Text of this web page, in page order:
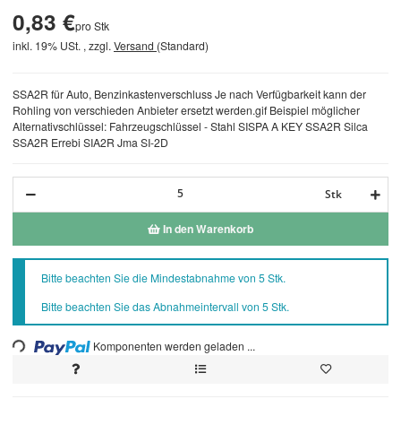
SSA2R für Auto, Benzinkastenverschluss Je nach Verfügbarkeit kann der
Rohling von verschieden Anbieter ersetzt werden.gif Beispiel möglicher
Alternativschlüssel: Fahrzeugschlüssel - Stahl SISPA A KEY SSA2R Silca
SSA2R Errebi SIA2R Jma SI-2D
0,83 €pro Stk
inkl. 19% USt. , zzgl. Versand (Standard)
Stk
In den Warenkorb
xBitte beachten Sie die Mindestabnahme von 5 Stk.
Bitte beachten Sie das Abnahmeintervall von 5 Stk.
Komponenten werden geladen ...